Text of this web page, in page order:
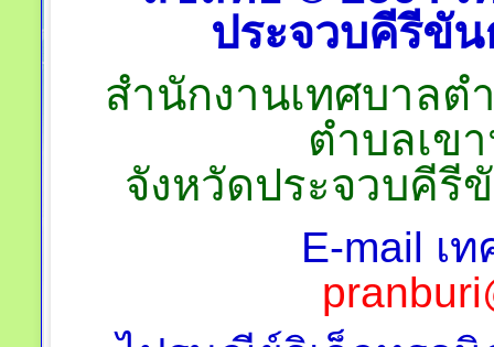
ประจวบคีรีขั
สำนักงานเทศบาลต
ตำบลเข
จังหวัดประจวบคีรี
E-mail เ